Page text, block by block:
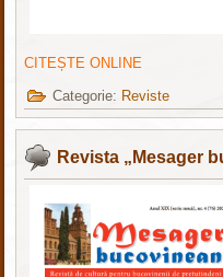
CITEȘTE ONLINE
Categorie: Reviste
Revista „Mesager